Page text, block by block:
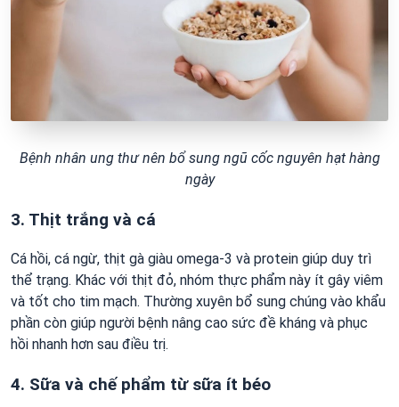
Bệnh nhân ung thư nên bổ sung ngũ cốc nguyên hạt hàng
ngày
3. Thịt trắng và cá
Cá hồi, cá ngừ, thịt gà giàu omega-3 và protein giúp duy trì
thể trạng. Khác với thịt đỏ, nhóm thực phẩm này ít gây viêm
và tốt cho tim mạch. Thường xuyên bổ sung chúng vào khẩu
phần còn giúp người bệnh nâng cao sức đề kháng và phục
hồi nhanh hơn sau điều trị.
4. Sữa và chế phẩm từ sữa ít béo